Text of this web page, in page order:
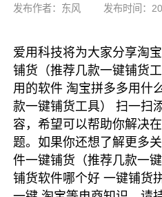
发布作者：东风 发布时间：
爱用科技将为大家分享淘
铺货（推荐几款一键铺货
用的软件 淘宝拼多多用什
款一键铺货工具） 扫一扫
容，希望可以帮助你解决
题。如果你还想了解更多
件一键铺货（推荐几款一
铺货软件哪个好 一键铺货